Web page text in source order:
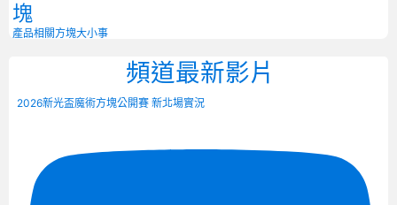
塊
產品相關方塊大小事
頻道最新影片
2026新光盃魔術方塊公開賽 新北場實況